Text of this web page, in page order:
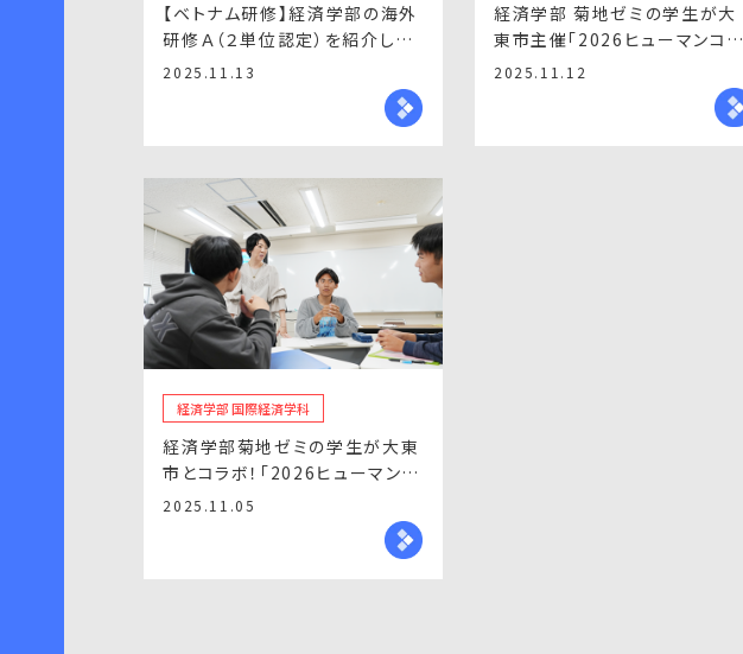
【ベトナム研修】経済学部の海外
研修Ａ（２単位認定）を紹介しま
す！
2025.11.13
経済学部 菊地ゼミの学生が大
東市主催「2026ヒューマンコン
サート」の開催に向けてプレゼン
2025.11.12
経済学部 国際経済学科
経済学部菊地ゼミの学生が大東
市とコラボ！「2026ヒューマンコ
ンサート」を企画
2025.11.05